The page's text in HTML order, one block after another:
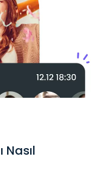
Nasıl